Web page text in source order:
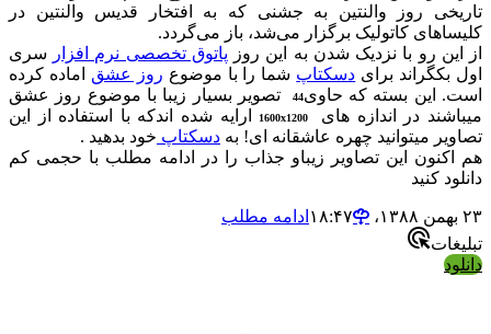
تاریخی روز والنتین به جشنی که به افتخار قدیس والنتین در
کلیساهای کاتولیک برگزار می‌شد، باز می‌گردد.
از این رو با نزدیک شدن به این روز پاتوق تخصصی نرم افزار
سری
اول بکگراند برای دسکتاپ شما را با موضوع روز عشق اماده کرده
است. این بسته که حاوی44
تصویر بسیار زیبا با موضوع روز عشق
میباشند در اندازه های
ارایه شده اندکه با استفاده از این
تصاویر میتوانید چهره عاشقانه ای! به دسکتاپ خود بدهید .
هم اکنون این تصاویر زیباو جذاب را در ادامه مطلب با حجمی کم
دانلود کنید
۲۳ بهمن ۱۳۸۸،‏ ۱۸:۴۷
ادامه مطلب
تبلیغات
دانلود